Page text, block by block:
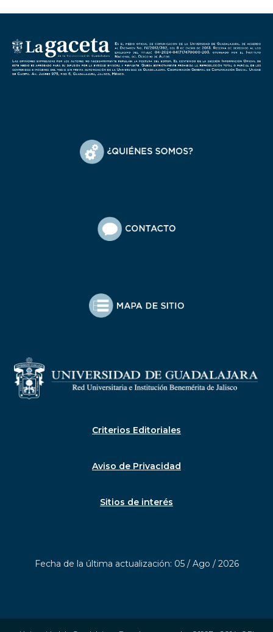
Criterios Editoriales
Aviso de Privacidad
Sitios de interés
Fecha de la última actualización: 05 / Ago / 2026